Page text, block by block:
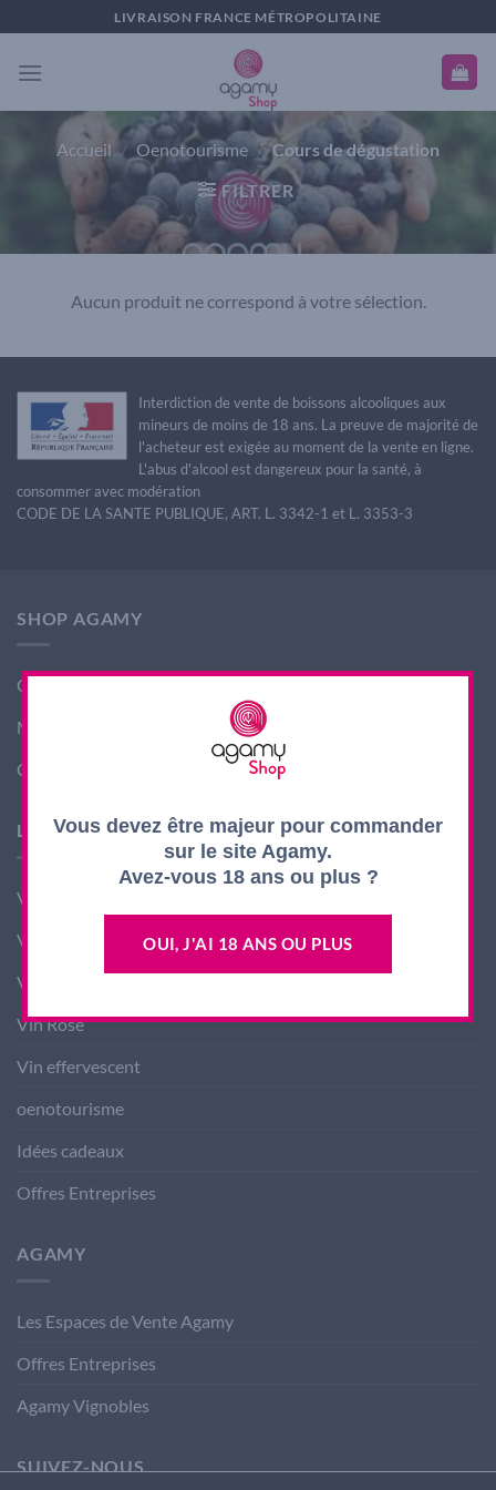
au
contenu
LIVRAISON FRANCE MÉTROPOLITAINE
Accueil / Oenotourisme / Cours de dégustation
FILTRER
Aucun produit ne correspond à votre sélection.
Interdiction de vente de boissons alcooliques aux
mineurs de moins de 18 ans. La preuve de majorité de
l'acheteur est exigée au moment de la vente en ligne.
L'abus d'alcool est dangereux pour la santé, à
consommer avec modération
CODE DE LA SANTE PUBLIQUE, ART. L. 3342-1 et L. 3353-3
SHOP AGAMY
Conditions générales de ventes
Mentions légales
Contact
LES PRODUITS AGAMY
Vin nouveau
Vin Rouge
Vin Blanc
Vin Rosé
Vin effervescent
oenotourisme
Idées cadeaux
Offres Entreprises
AGAMY
Les Espaces de Vente Agamy
Offres Entreprises
Agamy Vignobles
SUIVEZ-NOUS
Vous devez être majeur pour commander
sur le site Agamy.
Avez-vous 18 ans ou plus ?
OUI, J'AI 18 ANS OU PLUS